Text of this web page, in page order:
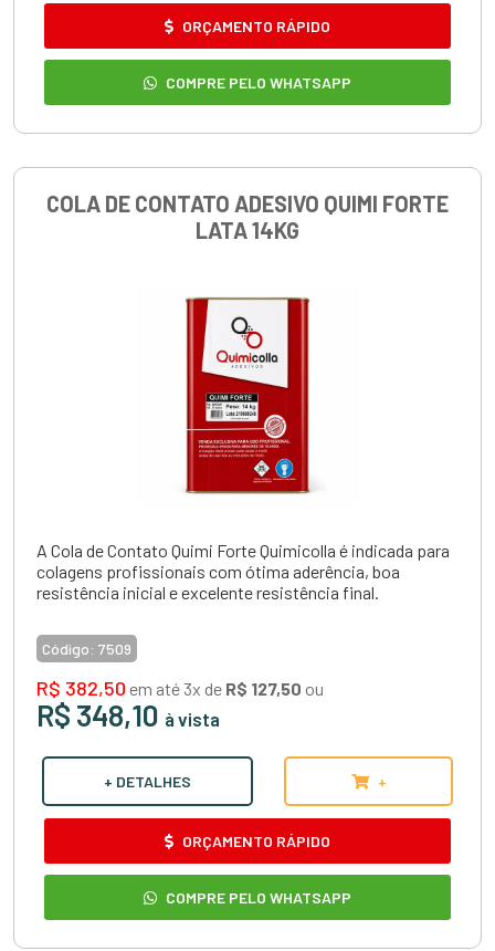
ORÇAMENTO RÁPIDO
COMPRE PELO WHATSAPP
COLA DE CONTATO ADESIVO QUIMI FORTE
LATA 14KG
A Cola de Contato Quimi Forte Quimicolla é indicada para
colagens profissionais com ótima aderência, boa
resistência inicial e excelente resistência final.
Código: 7509
R$ 382,50 em até 3x de R$ 127,50 ou
R$ 348,10 à vista
+ DETALHES +
ORÇAMENTO RÁPIDO
COMPRE PELO WHATSAPP